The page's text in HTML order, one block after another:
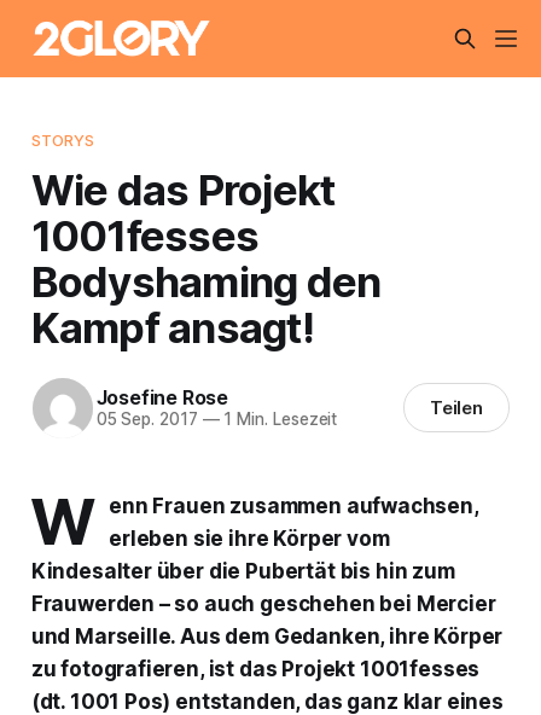
STORYS
Wie das Projekt
1001fesses
Bodyshaming den
Kampf ansagt!
Josefine Rose
05 Sep. 2017 —1 Min. Lesezeit Teilen
W enn Frauen zusammen aufwachsen,
erleben sie ihre Körper vom
Kindesalter über die Pubertät bis hin zum
Frauwerden – so auch geschehen bei Mercier
und Marseille. Aus dem Gedanken, ihre Körper
zu fotografieren, ist das Projekt 1001fesses
(dt. 1001 Pos) entstanden, das ganz klar eines